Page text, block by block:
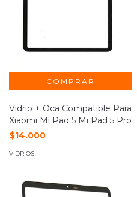
Vidrio + Oca Compatible Para
Xiaomi Mi Pad 5 Mi Pad 5 Pro
$14.000
VIDRIOS